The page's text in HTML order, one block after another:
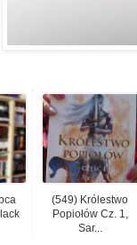
(549) Królestwo
Popiołów Cz. 1,
Sar...